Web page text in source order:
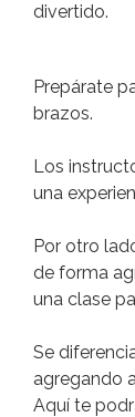
divertido.
Prepárate
brazos.
Los
una
Por otro
de forma
una clase
Se
agregando
Aquí te